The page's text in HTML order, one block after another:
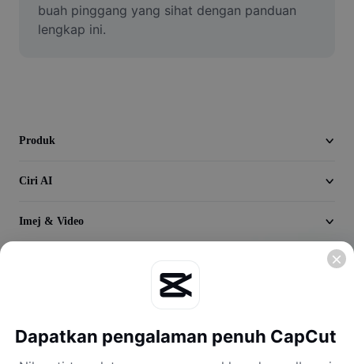
Seedream 5.0
buah pinggang yang sihat dengan panduan
lengkap ini.
Produk
Ciri AI
Imej & Video
Dapatkan pengalaman penuh CapCut